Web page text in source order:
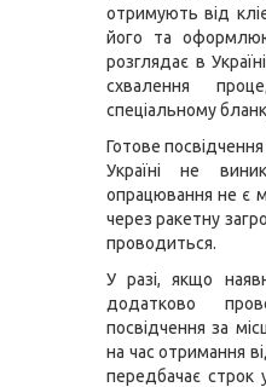
отримують від
його та
розглядає в
схвалення
спеціальному
Готове
Україні не
опрацювання не є
через ракетну
проводиться.
У разі, якщо
додатково
посвідчення за
на час отримання
передбачає строк